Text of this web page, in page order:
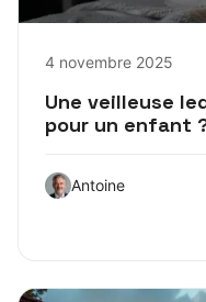
4 novembre 2025
Une veilleuse
pour un enfant
Antoine